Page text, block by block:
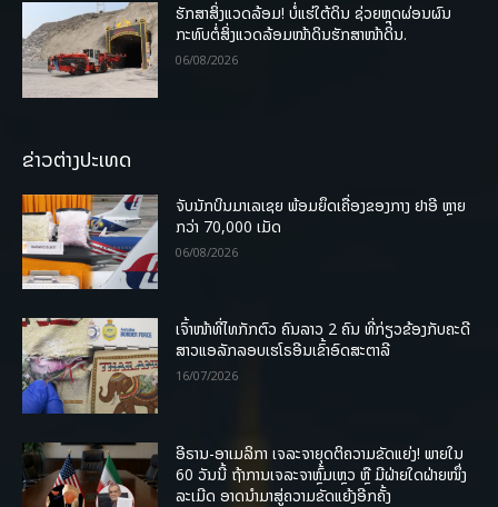
ຮັກສາສິ່ງແວດລ້ອມ! ບໍ່ແຮ່ໃຕ້ດິນ ຊ່ວຍຫຼຸດຜ່ອນຜົນ
ກະທົບຕໍ່ສິ່ງແວດລ້ອມໜ້າດິນຮັກສາໜ້າດິນ.
06/08/2026
ຂ່າວຕ່າງປະເທດ
ຈັບນັກບິນມາເລເຊຍ ພ້ອມຍຶດເຄື່ອງຂອງກາງ ຢາອີ ຫຼາຍ
ກວ່າ 70,000 ເມັດ
06/08/2026
ເຈົ້າໜ້າທີ່ໄທກັກຕົວ ຄົນລາວ 2 ຄົນ ທີ່ກ່ຽວຂ້ອງກັບຄະດີ
ສາວແອລັກລອບເຮໂຣອີນເຂົ້າອົດສະຕາລີ
16/07/2026
ອີຣານ-ອາເມລິກາ ເຈລະຈາຍຸດຕິຄວາມຂັດແຍ່ງ! ພາຍໃນ
60 ວັນນີ້ ຖ້າການເຈລະຈາຫຼົ້ມເຫຼວ ຫຼື ມີຝ່າຍໃດຝ່າຍໜຶ່ງ
ລະເມີດ ອາດນໍາມາສູ່ຄວາມຂັດແຍ້ງອີກຄັ້ງ